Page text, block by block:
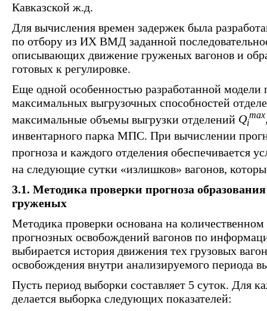
Кавказской ж.д.
Для вычисления времен задержек была
по отбору из ИХ ВМД заданной
описывающих движение груженых вагонов и
готовых к регулировке.
Еще одной особенностью разработанной модели
максимальных выгрузочных способностей
максимальные объемы выгрузки отделений Qi
max
инвентарного парка МПС. При вычислении
прогноза и каждого отделения обеспечивается
на следующие сутки «излишков» вагонов,
3.1. Методика проверки прогноза
груженых
Методика проверки основана на
прогнозных освобождений вагонов по
выбирается история движения тех грузовых
освобождения внутри анализируемого периода
Пусть период выборки составляет 5 суток. Для
делается выборка следующих показателей: